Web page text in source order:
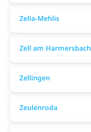
Zella-Mehlis
Zell am Harmersbach
Zellingen
Zeulenroda